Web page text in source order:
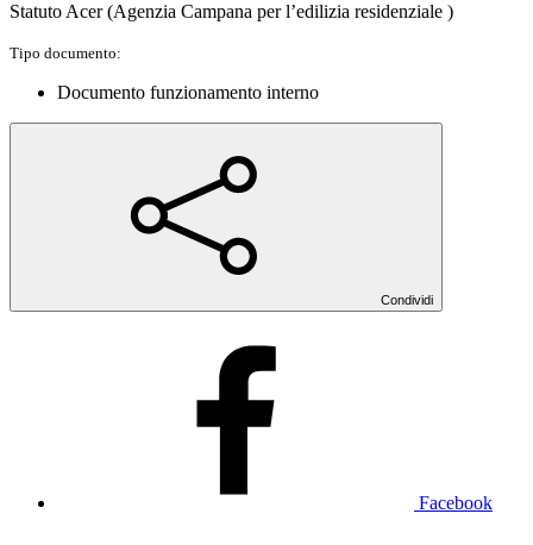
Statuto Acer (Agenzia Campana per l’edilizia residenziale )
Tipo documento:
Documento funzionamento interno
Condividi
Facebook